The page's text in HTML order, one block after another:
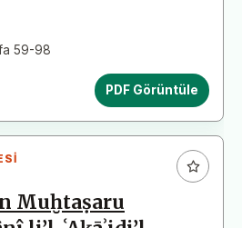
59-98
PDF Görüntüle
Muḫtaṣaru